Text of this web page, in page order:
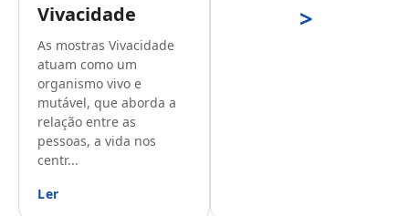
Vivacidade
As mostras Vivacidade
atuam como um
organismo vivo e
mutável, que aborda a
relação entre as
pessoas, a vida nos
centr...
Ler
>